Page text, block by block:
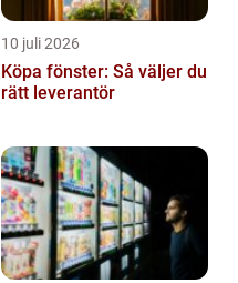
10 juli 2026
Köpa fönster: Så väljer du
rätt leverantör